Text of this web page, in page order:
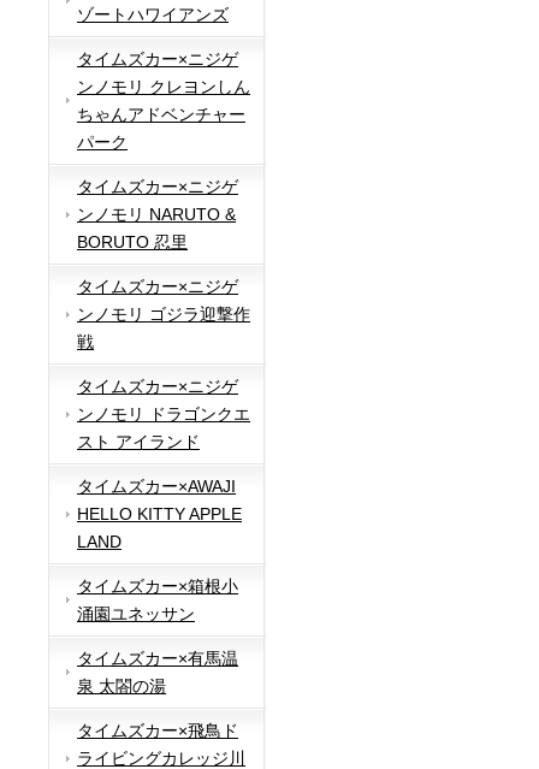
ゾートハワイアンズ
タイムズカー×ニジゲ
ンノモリ クレヨンしん
ちゃんアドベンチャー
パーク
タイムズカー×ニジゲ
ンノモリ NARUTO &
BORUTO 忍里
タイムズカー×ニジゲ
ンノモリ ゴジラ迎撃作
戦
タイムズカー×ニジゲ
ンノモリ ドラゴンクエ
スト アイランド
タイムズカー×AWAJI
HELLO KITTY APPLE
LAND
タイムズカー×箱根小
涌園ユネッサン
タイムズカー×有馬温
泉 太閤の湯
タイムズカー×飛鳥ド
ライビングカレッジ川